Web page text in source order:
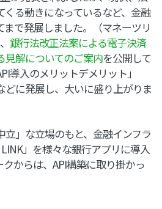
る動きになっているなど、金融
で発展しました。（マネーツリ
銀行法改正法案による電子決済
見解についてのご案内を公開して
導入のメリットデメリット」
どに発展し、大いに盛り上がりま
」な立場のもと、金融インフラ
」を様々な銀行アプリに導入
からは、API構築に取り掛かっ